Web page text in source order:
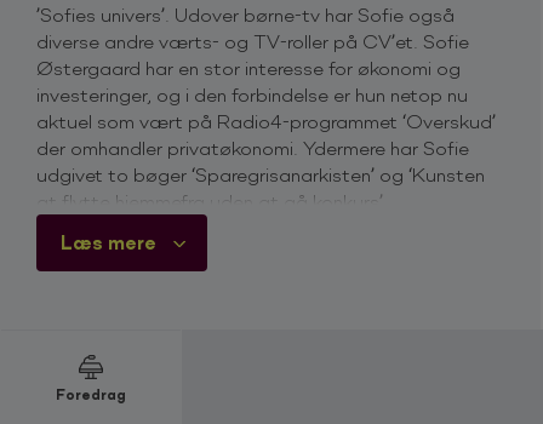
’Sofies univers’. Udover børne-tv har Sofie også
diverse andre værts- og TV-roller på CV’et. Sofie
Østergaard har en stor interesse for økonomi og
investeringer, og i den forbindelse er hun netop nu
aktuel som vært på Radio4-programmet ‘Overskud’
der omhandler privatøkonomi. Ydermere har Sofie
udgivet to bøger ‘Sparegrisanarkisten’ og ‘Kunsten
at flytte hjemmefra uden at gå konkurs’.
være den perfekte konferencier, vært eller moderator
Ønsker du at booke Sofie Østergaard til jeres næste
arrangement? Så er du altid meget velkommen til at
Læs mere
Foredrag